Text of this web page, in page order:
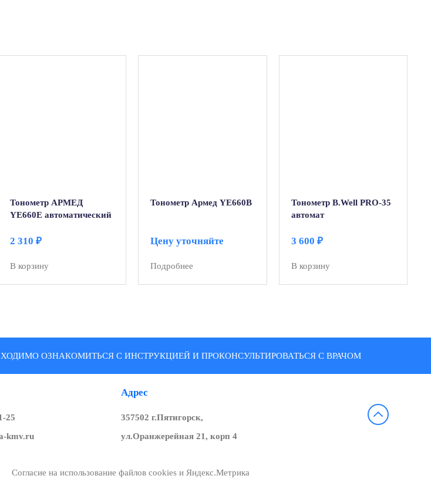
Тонометр АРМЕД
YE660E автоматический
2 310 ₽
В корзину
Тонометр Армед YE660B
Цену уточняйте
Подробнее
Тонометр B.Well PRO-35
автомат
3 600 ₽
В корзину
ОЗНАКОМИТЬСЯ С ИНСТРУКЦИЕЙ И ПРОКОНСУЛЬТИРОВАТЬСЯ С ВРАЧОМ
25
kmv.ru
Адрес
357502 г.Пятигорск,
ул.Оранжерейная 21, корп 4
Согласие на использование файлов cookies и Яндекс.Метрика